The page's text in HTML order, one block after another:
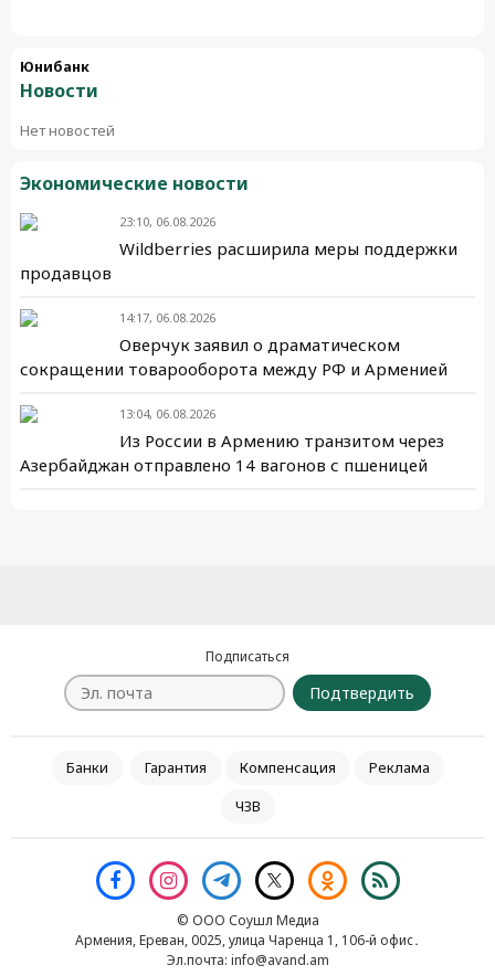
Юнибанк
Новости
Нет новостей
Экономические новости
23:10, 06.08.2026
Wildberries расширила меры поддержки
продавцов
14:17, 06.08.2026
Оверчук заявил о драматическом
сокращении товарооборота между РФ и Арменией
13:04, 06.08.2026
Из России в Армению транзитом через
Азербайджан отправлено 14 вагонов с пшеницей
Подписаться
Подтвердить
Банки Гарантия Компенсация
Реклама
ЧЗВ
© ООО Соушл Медиа
Армения, Ереван, 0025, улица Чаренца 1, 106-й офис․
Эл.почта: info@avand.am